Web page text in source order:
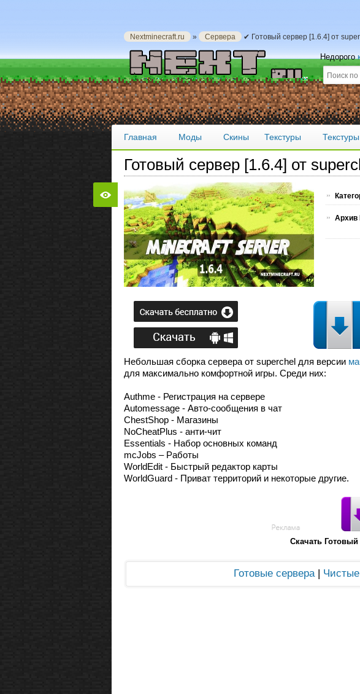
Nextminecraft.ru » Сервера ✔ Готовый сервер [1.6.4] от
Недорого
Главная Моды Скины Текстуры
Готовый сервер [1.6.4] от
Архив
Небольшая сборка сервера от superchel для версии
для максимально комфортной игры. Среди них:
Authme - Регистрация на сервере
Automessage - Авто-сообщения в чат
ChestShop - Магазины
NoCheatPlus - анти-чит
Essentials - Набор основных команд
mcJobs – Работы
WorldEdit - Быстрый редактор карты
WorldGuard - Приват территорий и некоторые другие.
Скачать
Готовые сервера|